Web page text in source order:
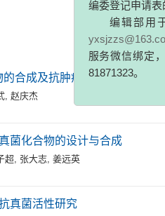
费用，如收到邮件声
编委登记申请表的，
编辑部用于作
yxsjzzs@163.com发
服务微信绑定，请区
合成及抗肿瘤活性研究
, 赵庆杰
菌化合物的设计与合成
超, 张大志, 姜远英
真菌活性研究